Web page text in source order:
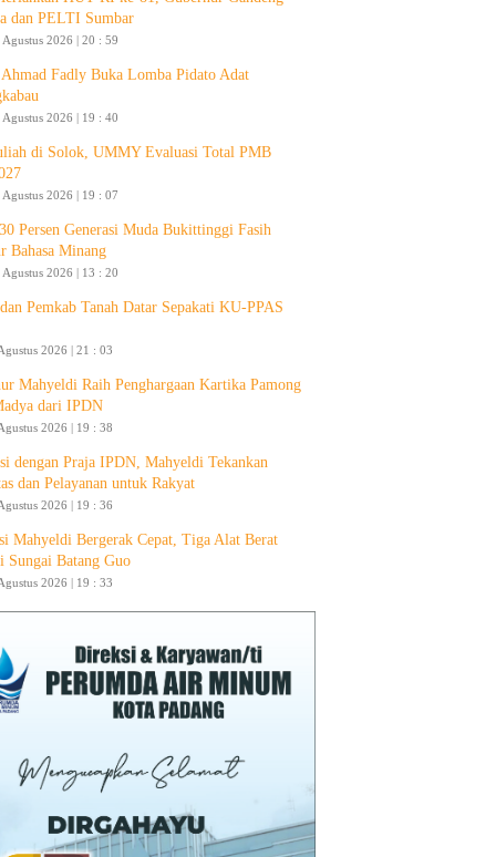
dan PELTI Sumbar
2026 | 20 : 59
Ahmad Fadly Buka Lomba Pidato Adat
2026 | 19 : 40
di Solok, UMMY Evaluasi Total PMB
2026 | 19 : 07
Persen Generasi Muda Bukittinggi Fasih
Bahasa Minang
2026 | 13 : 20
Pemkab Tanah Datar Sepakati KU-PPAS
2026 | 21 : 03
Mahyeldi Raih Penghargaan Kartika Pamong
dari IPDN
2026 | 19 : 38
dengan Praja IPDN, Mahyeldi Tekankan
dan Pelayanan untuk Rakyat
2026 | 19 : 36
Mahyeldi Bergerak Cepat, Tiga Alat Berat
Sungai Batang Guo
2026 | 19 : 33